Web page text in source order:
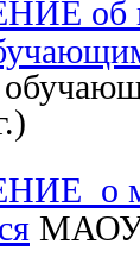
об
)
о